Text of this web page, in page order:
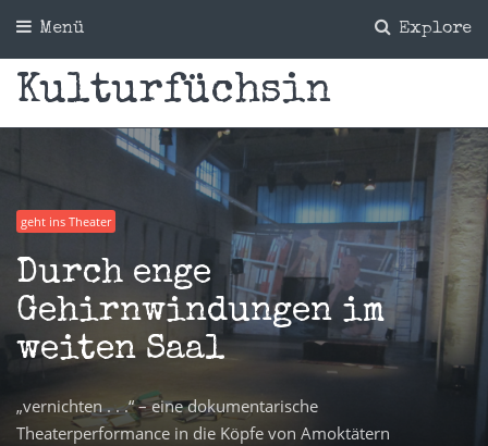
Explore
Menü
Kulturfüchsin
geht ins Theater
Durch enge
Gehirnwindungen im
weiten Saal
„vernichten . . .“ – eine dokumentarische
Theaterperformance in die Köpfe von Amoktätern